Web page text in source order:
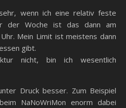
wenn ich eine relativ feste
der Woche ist das dann am
Mein Limit ist meistens dann
gibt.
nicht, bin ich wesentlich
Druck besser. Zum Beispiel
NaNoWriMon enorm dabei